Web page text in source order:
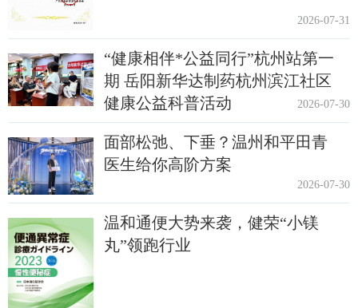
2026-07-31
“健康相伴*公益同行”杭州站第一
期 岳阳新华达制药杭州滨江社区
健康公益科普活动
2026-07-30
面部松弛、下垂？温州和平田青
医生给你高阶方案
2026-07-30
温和通便大势来袭，健荣“小镁
丸”领跑行业